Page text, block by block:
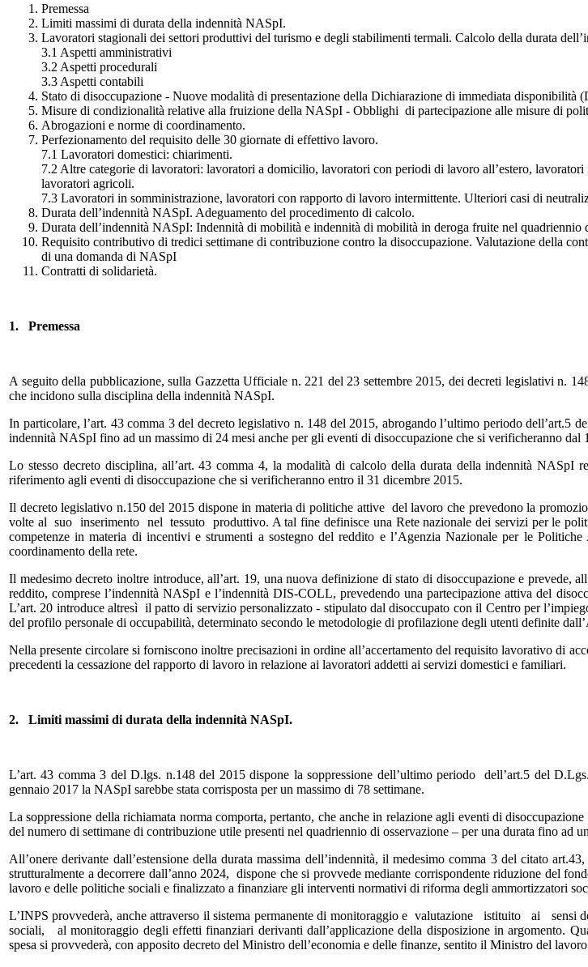
Premessa
Limiti massimi di durata della indennità NASpI.
Lavoratori stagionali dei settori produttivi del turismo e degli stabilimenti termali. Calcolo della durata
3.1 Aspetti amministrativi
3.2 Aspetti procedurali
3.3 Aspetti contabili
Stato di disoccupazione - Nuove modalità di presentazione della Dichiarazione di immediata disponibilità
Misure di condizionalità relative alla fruizione della NASpI - Obblighi di partecipazione alle misure di
Abrogazioni e norme di coordinamento.
Perfezionamento del requisito delle 30 giornate di effettivo lavoro.
7.1 Lavoratori domestici: chiarimenti.
7.2 Altre categorie di lavoratori: lavoratori a domicilio, lavoratori con periodi di lavoro all’estero,
lavoratori agricoli.
7.3 Lavoratori in somministrazione, lavoratori con rapporto di lavoro intermittente. Ulteriori casi di
Durata dell’indennità NASpI. Adeguamento del procedimento di calcolo.
Durata dell’indennità NASpI: Indennità di mobilità e indennità di mobilità in deroga fruite nel quadriennio
Requisito contributivo di tredici settimane di contribuzione contro la disoccupazione. Valutazione della
di una domanda di NASpI
Contratti di solidarietà.
1. Premessa
A seguito della pubblicazione, sulla Gazzetta Ufficiale n. 221 del 23 settembre 2015, dei decreti legislativi n.
che incidono sulla disciplina della indennità NASpI.
In particolare, l’art. 43 comma 3 del decreto legislativo n. 148 del 2015, abrogando l’ultimo periodo dell’art.5
indennità NASpI fino ad un massimo di 24 mesi anche per gli eventi di disoccupazione che si verificheranno dal
Lo stesso decreto disciplina, all’art. 43 comma 4, la modalità di calcolo della durata della indennità NASpI
riferimento agli eventi di disoccupazione che si verificheranno entro il 31 dicembre 2015.
Il decreto legislativo n.150 del 2015 dispone in materia di politiche attive del lavoro che prevedono la
volte al suo inserimento nel tessuto produttivo. A tal fine definisce una Rete nazionale dei servizi per le
competenze in materia di incentivi e strumenti a sostegno del reddito e l’Agenzia Nazionale per le
coordinamento della rete.
Il medesimo decreto inoltre introduce, all’art. 19, una nuova definizione di stato di disoccupazione e prevede,
reddito, comprese l’indennità NASpI e l’indennità DIS-COLL, prevedendo una partecipazione attiva del
L’art. 20 introduce altresì il patto di servizio personalizzato - stipulato dal disoccupato con il Centro per
del profilo personale di occupabilità, determinato secondo le metodologie di profilazione degli utenti definite
Nella presente circolare si forniscono inoltre precisazioni in ordine all’accertamento del requisito lavorativo di
precedenti la cessazione del rapporto di lavoro in relazione ai lavoratori addetti ai servizi domestici e familiari.
2. Limiti massimi di durata della indennità NASpI.
L’art. 43 comma 3 del D.lgs. n.148 del 2015 dispone la soppressione dell’ultimo periodo dell’art.5 del
gennaio 2017 la NASpI sarebbe stata corrisposta per un massimo di 78 settimane.
La soppressione della richiamata norma comporta, pertanto, che anche in relazione agli eventi di
del numero di settimane di contribuzione utile presenti nel quadriennio di osservazione – per una durata fino ad
All’onere derivante dall’estensione della durata massima dell’indennità, il medesimo comma 3 del citato
strutturalmente a decorrere dall’anno 2024, dispone che si provvede mediante corrispondente riduzione del
lavoro e delle politiche sociali e finalizzato a finanziare gli interventi normativi di riforma degli ammortizzatori
L’INPS provvederà, anche attraverso il sistema permanente di monitoraggio e valutazione istituito ai
sociali, al monitoraggio degli effetti finanziari derivanti dall’applicazione della disposizione in argomento.
spesa si provvederà, con apposito decreto del Ministro dell’economia e delle finanze, sentito il Ministro del